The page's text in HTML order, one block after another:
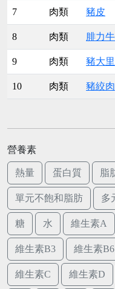
7 肉類 豬皮
8 肉類 腓力
9 肉類 豬大
10 肉類 豬絞肉
營養素
熱量 蛋白質 脂
單元不飽和脂肪 多
糖 水 維生素A
維生素B3 維生素B6
維生素C 維生素D